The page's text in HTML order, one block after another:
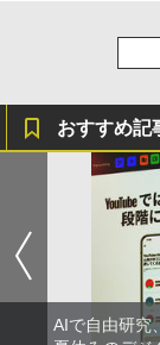
おすすめ記
AIで自由研究